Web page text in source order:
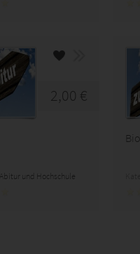
2,00 €
Abitur und Hochschule